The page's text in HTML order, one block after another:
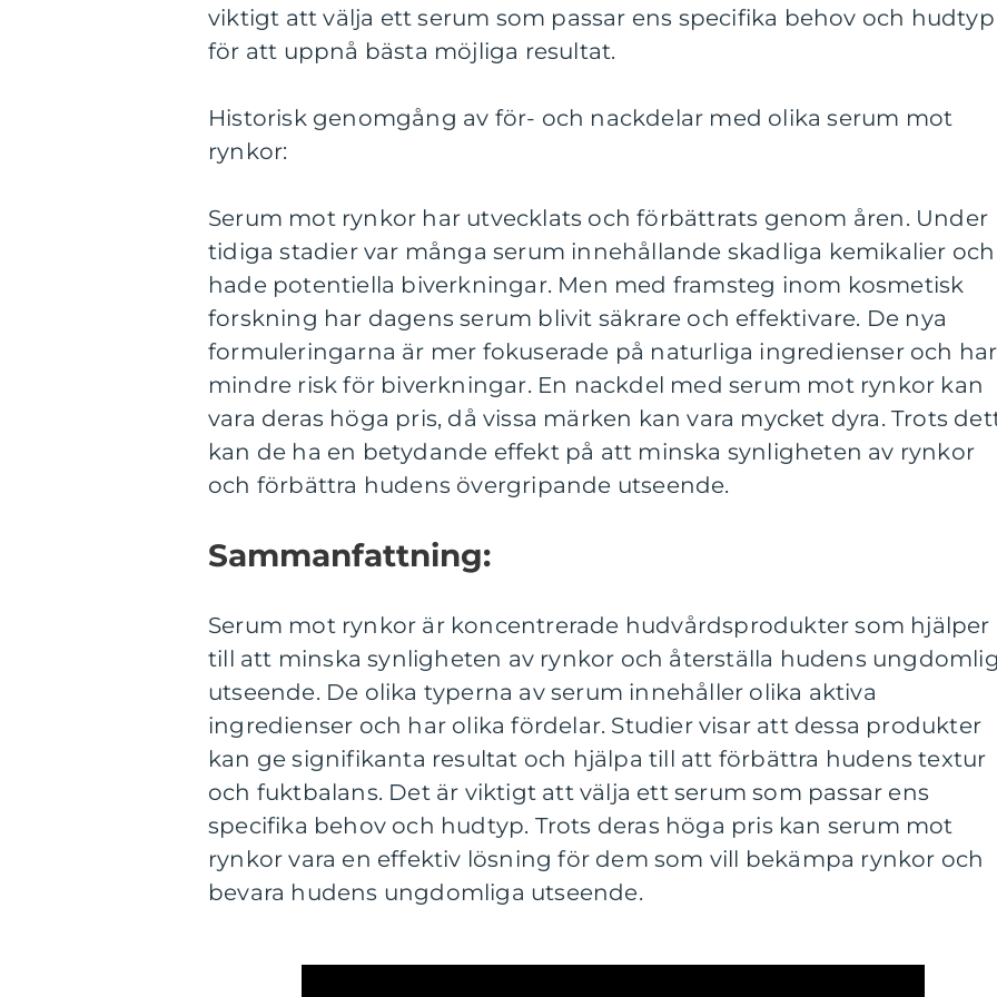
viktigt att välja ett serum som passar ens specifika behov och hudtyp
för att uppnå bästa möjliga resultat.
Historisk genomgång av för- och nackdelar med olika serum mot
rynkor:
Serum mot rynkor har utvecklats och förbättrats genom åren. Under
tidiga stadier var många serum innehållande skadliga kemikalier och
hade potentiella biverkningar. Men med framsteg inom kosmetisk
forskning har dagens serum blivit säkrare och effektivare. De nya
formuleringarna är mer fokuserade på naturliga ingredienser och har
mindre risk för biverkningar. En nackdel med serum mot rynkor kan
vara deras höga pris, då vissa märken kan vara mycket dyra. Trots
kan de ha en betydande effekt på att minska synligheten av rynkor
och förbättra hudens övergripande utseende.
Sammanfattning:
Serum mot rynkor är koncentrerade hudvårdsprodukter som hjälper
till att minska synligheten av rynkor och återställa hudens
utseende. De olika typerna av serum innehåller olika aktiva
ingredienser och har olika fördelar. Studier visar att dessa produkter
kan ge signifikanta resultat och hjälpa till att förbättra hudens textur
och fuktbalans. Det är viktigt att välja ett serum som passar ens
specifika behov och hudtyp. Trots deras höga pris kan serum mot
rynkor vara en effektiv lösning för dem som vill bekämpa rynkor och
bevara hudens ungdomliga utseende.